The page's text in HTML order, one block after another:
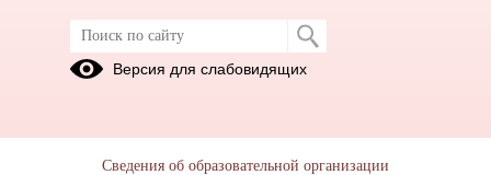
СПЕЦИАЛЬНАЯ ОЦЕНКА
УСЛОВИЙ ТРУДА
(посмотреть)
Версия для слабовидящих
Сведения об образовательной организации